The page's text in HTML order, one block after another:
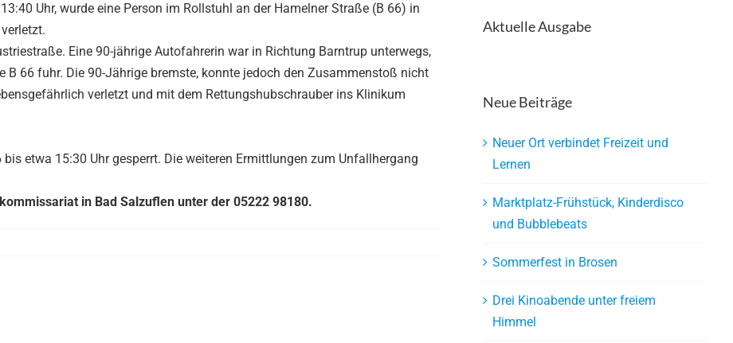
Uhr, wurde eine Person im Rollstuhl an der Hamelner Straße (B 66) in
Eine 90-jährige Autofahrerin war in Richtung Barntrup unterwegs,
66 fuhr. Die 90-Jährige bremste, konnte jedoch den Zusammenstoß nicht
verletzt und mit dem Rettungshubschrauber ins Klinikum
etwa 15:30 Uhr gesperrt. Die weiteren Ermittlungen zum Unfallhergang
in Bad Salzuflen unter der 05222 98180.
Aktuelle Ausgabe
Neue Beiträge
Neuer Ort verbindet Freizeit und
Lernen
Marktplatz-Frühstück, Kinderdisco
und Bubblebeats
Sommerfest in Brosen
Drei Kinoabende unter freiem
Himmel